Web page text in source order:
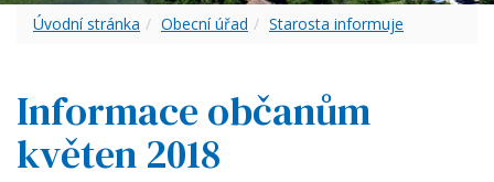
Úvodní stránka Obecní úřad Starosta informuje
Informace občanům
květen 2018